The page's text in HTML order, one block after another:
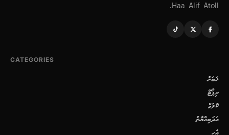
Haa Alif Atoll.
CATEGORIES
ޚަބަރު
ރިޕޯޓް
ކޮލަމް
އަދަބިއްޔާތު
އެހީ